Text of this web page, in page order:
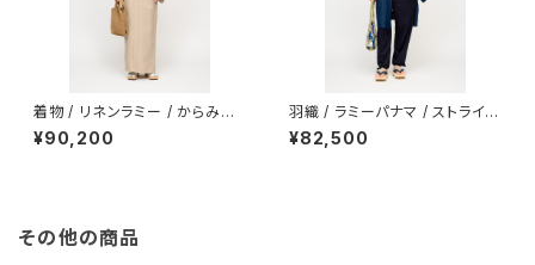
着物 / リネンラミー / からみ織 /
BEIGE（With tailoring）
¥90,200
羽織 / ラミーパナマ / ストライプ
/ NAVY（With tailoring）
¥82,500
その他の商品